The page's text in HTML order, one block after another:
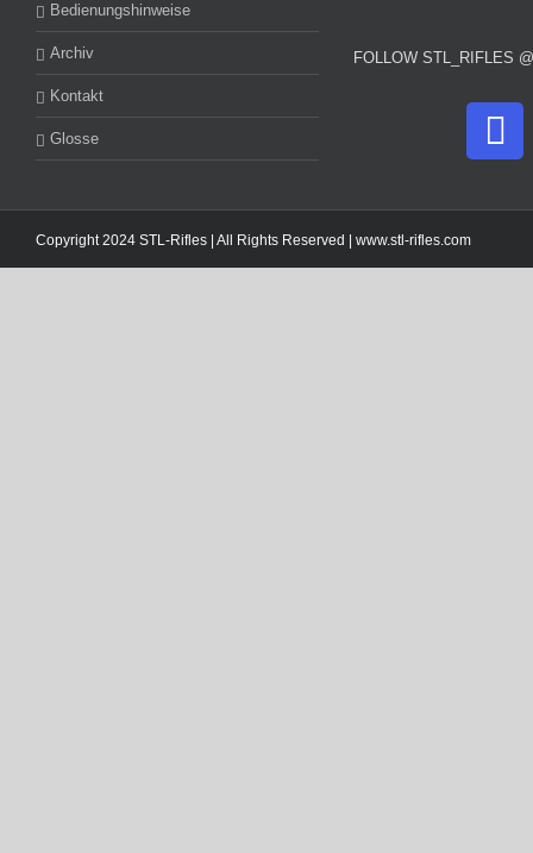
Bedienungshinweise
Archiv
Kontakt
Glosse
FOLLOW STL_RIFLES
Copyright 2024 STL-Rifles | All Rights Reserved | www.stl-rifles.com